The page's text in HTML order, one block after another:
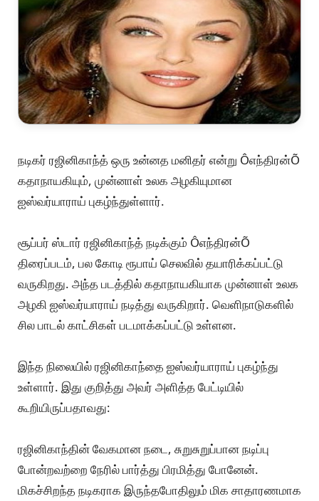
நடிகர் ரஜினிகாந்த் ஒரு உன்னத மனிதர் என்று Ôஎந்திரன்Õ
கதாநாயகியும், முன்னாள் உலக அழகியுமான
ஐஸ்வர்யாராய் புகழ்ந்துள்ளார்.
சூப்பர் ஸ்டார் ரஜினிகாந்த் நடிக்கும் Ôஎந்திரன்Õ
திரைப்படம், பல கோடி ரூபாய் செலவில் தயாரிக்கப்பட்டு
வருகிறது. அந்த படத்தில் கதாநாயகியாக முன்னாள் உலக
அழகி ஐஸ்வர்யாராய் நடித்து வருகிறார். வெளிநாடுகளில்
சில பாடல் காட்சிகள் படமாக்கப்பட்டு உள்ளன.
இந்த நிலையில் ரஜினிகாந்தை ஐஸ்வர்யாராய் புகழ்ந்து
உள்ளார். இது குறித்து அவர் அளித்த பேட்டியில்
கூறியிருப்பதாவது:
ரஜினிகாந்தின் வேகமான நடை, சுறுசுறுப்பான நடிப்பு
போன்றவற்றை நேரில் பார்த்து பிரமித்து போனேன்.
மிகச்சிறந்த நடிகராக இருந்தபோதிலும் மிக சாதாரணமாக